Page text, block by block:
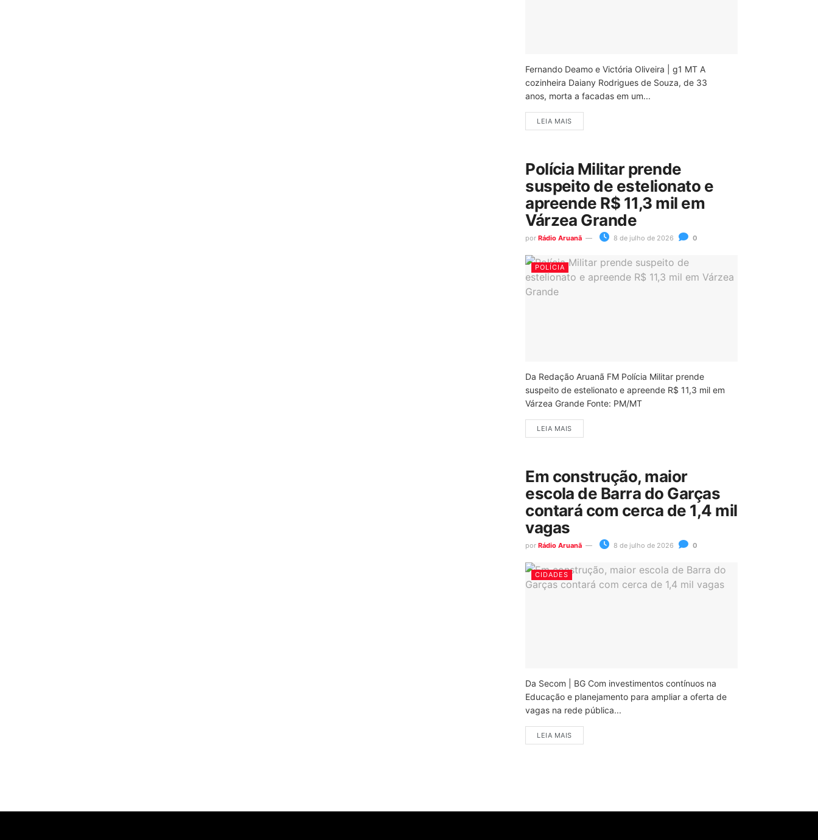
Fernando Deamo e Victória Oliveira | g1 MT A
cozinheira Daiany Rodrigues de Souza, de 33
anos, morta a facadas em um...
LEIA MAIS
Polícia Militar prende
suspeito de estelionato e
apreende R$ 11,3 mil em
Várzea Grande
por Rádio Aruanã 8 de julho de 2026 0
POLÍCIA
Da Redação Aruanã FM Polícia Militar prende
suspeito de estelionato e apreende R$ 11,3 mil em
Várzea Grande Fonte: PM/MT
LEIA MAIS
Em construção, maior
escola de Barra do Garças
contará com cerca de 1,4 mil
vagas
por Rádio Aruanã 8 de julho de 2026 0
CIDADES
Da Secom | BG Com investimentos contínuos na
Educação e planejamento para ampliar a oferta de
vagas na rede pública...
LEIA MAIS